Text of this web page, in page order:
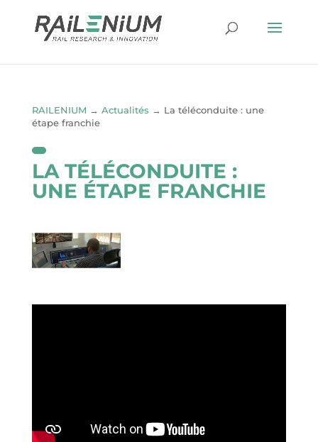
RAILENIUM → Actualités → La téléconduite : une
étape franchie
LA TÉLÉCONDUITE :
UNE ÉTAPE FRANCHIE